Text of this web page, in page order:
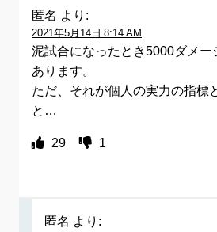
匿名 より:
2021年5月14日 8:14 AM
泥試合になったとき5000ダメー
あります。
ただ、それが個人の実力の指標
と…
29 1
匿名 より: